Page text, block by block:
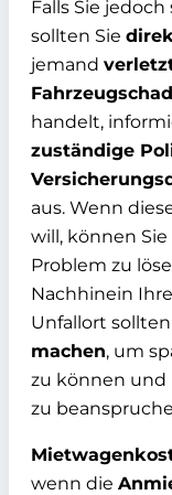
Falls Sie
sollten Sie
jemand
handelt,
zuständige
aus. Wenn
will, können
Problem zu
Nachhinein
Unfallort
machen, um
zu können und
zu
wenn die